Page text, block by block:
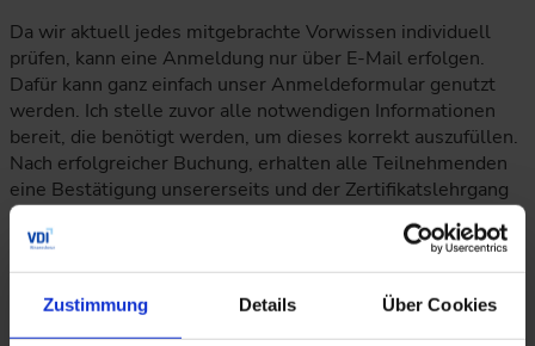
Zustimmung Details Über Cookies
Da wir aktuell jedes mitgebrachte Vorwissen individuell
prüfen, kann eine Anmeldung nur über E-Mail erfolgen.
Dafür kann ganz einfach unser Anmeldeformular genutzt
werden. Ich stelle zuvor alle notwendigen Informationen
bereit, die benötigt werden, um dieses korrekt auszufüllen.
Nach erfolgreicher Buchung, erhalten alle Teilnehmenden
eine Bestätigung unsererseits und der Zertifikatslehrgang
beginnt.